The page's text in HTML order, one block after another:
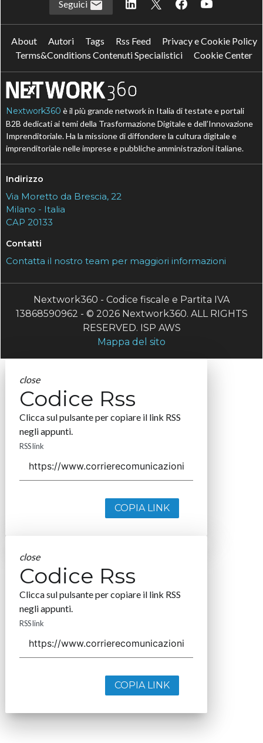
Seguici
About Autori Tags Rss Feed
Privacy e Cookie Policy
Terms&Conditions Contenuti Specialistici
Cookie Center
Nextwork360 è il più grande network in Italia di testate e portali
B2B dedicati ai temi della Trasformazione Digitale e dell’Innovazione
Imprenditoriale. Ha la missione di diffondere la cultura digitale e
imprenditoriale nelle imprese e pubbliche amministrazioni italiane.
Indirizzo
Via Moretto da Brescia, 22
Milano - Italia
CAP 20133
Contatti
Contatta il nostro team per maggiori informazioni
Nextwork360 - Codice fiscale e Partita IVA
13868590962 - © 2026 Nextwork360. ALL RIGHTS
RESERVED. ISP AWS
Mappa del sito
close
Codice Rss
Clicca sul pulsante per copiare il link RSS
negli appunti.
RSS link
COPIA LINK
close
Codice Rss
Clicca sul pulsante per copiare il link RSS
negli appunti.
RSS link
COPIA LINK